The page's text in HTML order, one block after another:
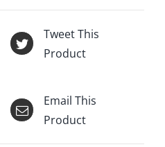
Tweet This
Product
Email This
Product